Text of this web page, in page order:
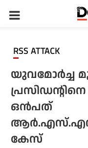
RSS ATTACK
യുവമോര്‍ച്ച
പ്രസിഡന്റിനെ
ഒന്‍പത്
കേസ്